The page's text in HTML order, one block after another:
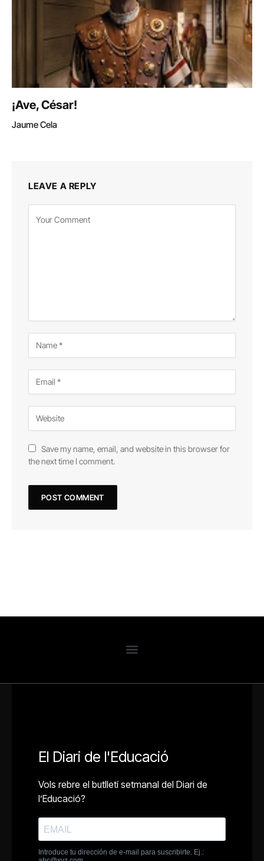
¡Ave, César!
Jaume Cela
LEAVE A REPLY
Save my name, email, and website in this browser for
the next time I comment.